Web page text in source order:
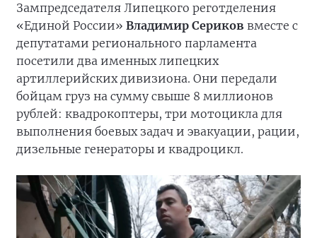
Зампредседателя Липецкого реготделения
«Единой России» Владимир Сериков вместе с
депутатами регионального парламента
посетили два именных липецких
артиллерийских дивизиона. Они передали
бойцам груз на сумму свыше 8 миллионов
рублей: квадрокоптеры, три мотоцикла для
выполнения боевых задач и эвакуации, рации,
дизельные генераторы и квадроцикл.